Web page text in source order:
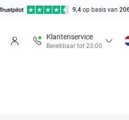
9,4 op basis van
Klantenservice
Bereikbaar tot 23:00